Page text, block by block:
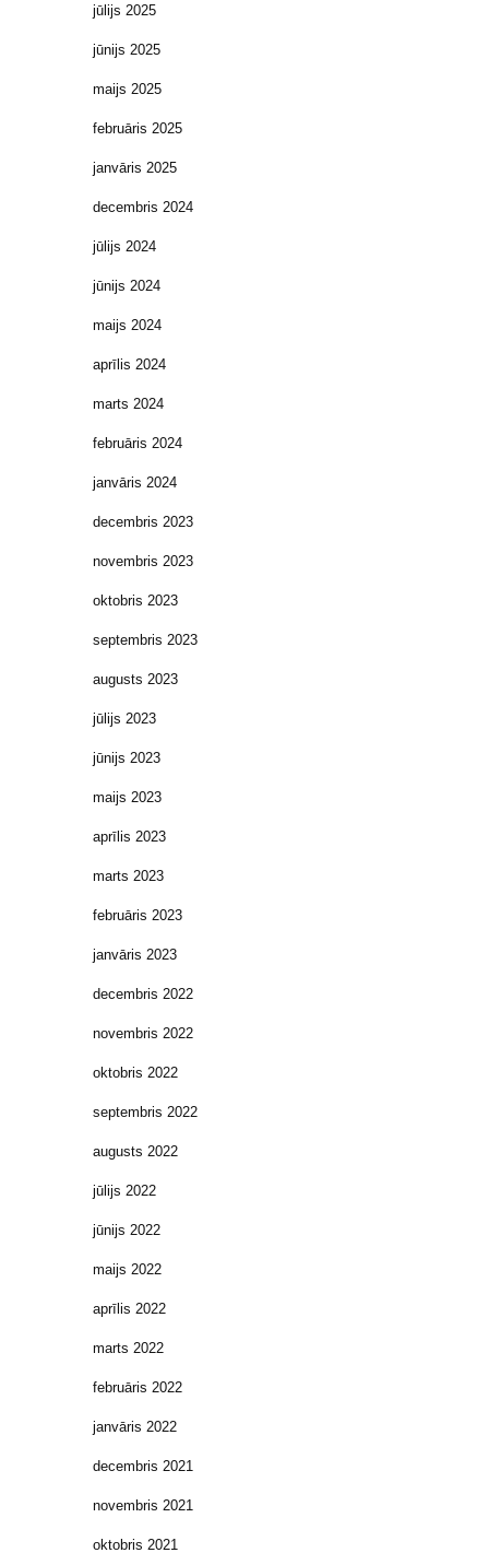
jūlijs 2025
jūnijs 2025
maijs 2025
februāris 2025
janvāris 2025
decembris 2024
jūlijs 2024
jūnijs 2024
maijs 2024
aprīlis 2024
marts 2024
februāris 2024
janvāris 2024
decembris 2023
novembris 2023
oktobris 2023
septembris 2023
augusts 2023
jūlijs 2023
jūnijs 2023
maijs 2023
aprīlis 2023
marts 2023
februāris 2023
janvāris 2023
decembris 2022
novembris 2022
oktobris 2022
septembris 2022
augusts 2022
jūlijs 2022
jūnijs 2022
maijs 2022
aprīlis 2022
marts 2022
februāris 2022
janvāris 2022
decembris 2021
novembris 2021
oktobris 2021